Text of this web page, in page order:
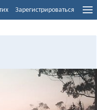
Зарегистрироваться